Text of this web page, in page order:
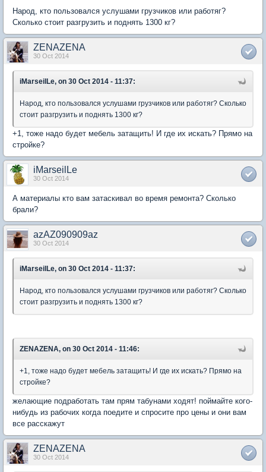
Народ, кто пользовался услушами грузчиков или работяг?
Сколько стоит разгрузить и поднять 1300 кг?
ZENAZENA
30 Oct 2014
iMarseilLe, on 30 Oct 2014 - 11:37:
Народ, кто пользовался услушами грузчиков или работяг? Сколько
стоит разгрузить и поднять 1300 кг?
+1, тоже надо будет мебель затащить! И где их искать? Прямо на
стройке?
iMarseilLe
30 Oct 2014
А материалы кто вам затаскивал во время ремонта? Сколько
брали?
azAZ090909az
30 Oct 2014
iMarseilLe, on 30 Oct 2014 - 11:37:
Народ, кто пользовался услушами грузчиков или работяг? Сколько
стоит разгрузить и поднять 1300 кг?
ZENAZENA, on 30 Oct 2014 - 11:46:
+1, тоже надо будет мебель затащить! И где их искать? Прямо на
стройке?
желающие подработать там прям табунами ходят! поймайте кого-
нибудь из рабочих когда поедите и спросите про цены и они вам
все расскажут
ZENAZENA
30 Oct 2014